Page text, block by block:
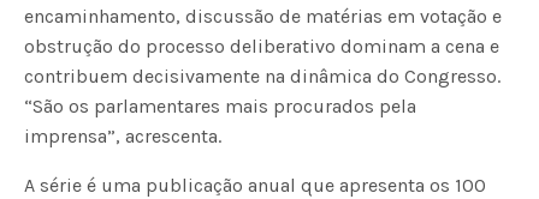
encaminhamento, discussão de matérias em votação e
obstrução do processo deliberativo dominam a cena e
contribuem decisivamente na dinâmica do Congresso.
“São os parlamentares mais procurados pela
imprensa”, acrescenta.
A série é uma publicação anual que apresenta os 100